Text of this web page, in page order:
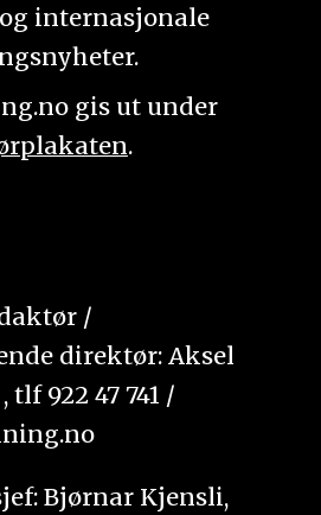
internasjonale
gis ut under
.
/
direktør: Aksel
922 47 741 /
Bjørnar Kjensli,